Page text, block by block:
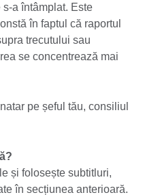
a întâmplat. Este
în faptul că raportul
trecutului sau
se concentrează mai
pe șeful tău, consiliul
și folosește subtitluri,
în secțiunea anterioară.